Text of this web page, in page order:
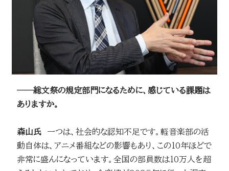
──総文祭の規定部門になるために、感じている課題は
ありますか。
森山氏一つは、社会的な認知不足です。軽音楽部の活
動自体は、アニメ番組などの影響もあり、この10年ほどで
非常に盛んになっています。全国の部員数は10万人を超